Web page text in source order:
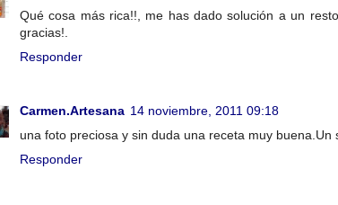
Qué cosa más rica!!, me has dado solución a un
gracias!.
Responder
Carmen.Artesana 14 noviembre, 2011 09:18
una foto preciosa y sin duda una receta muy buena.Un
Responder